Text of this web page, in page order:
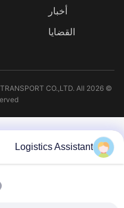
القضايا
TRANSPORT CO.,LTD. All
Reserved.
Logistics Assistant
1:06 PM